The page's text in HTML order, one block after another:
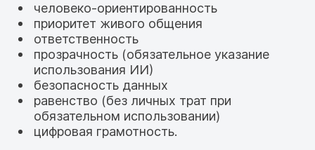
человеко-ориентированность
приоритет живого общения
ответственность
прозрачность (обязательное указание
использования ИИ)
безопасность данных
равенство (без личных трат при
обязательном использовании)
цифровая грамотность.